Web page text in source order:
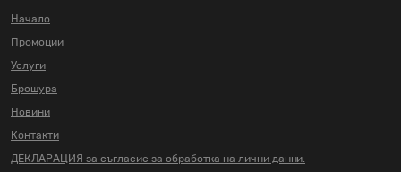
Начало
Промоции
Услуги
Брошура
Новини
Контакти
ДЕКЛАРАЦИЯ за съгласие за обработка на лични данни.